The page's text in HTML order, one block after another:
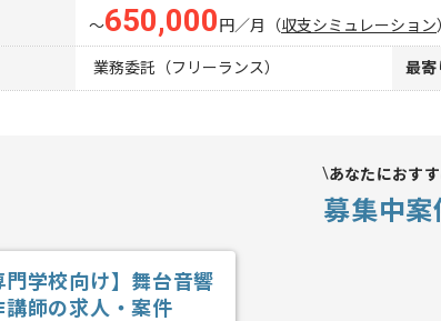
〜650,000 円／月 （収支シミュレーション
業務委託（フリーランス） 最寄
あなたにおす
募集中案
門学校向け】舞台音響
講師の求人・案件